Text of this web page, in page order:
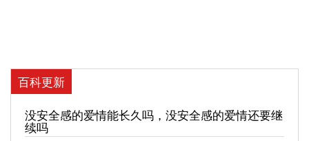
百科更新
没安全感的爱情能长久吗，没安全感的爱情还要继
续吗